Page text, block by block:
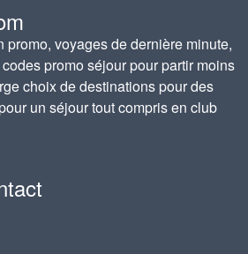
promo, voyages de dernière minute,
promo séjour pour partir moins
choix de destinations pour des
un séjour tout compris en club